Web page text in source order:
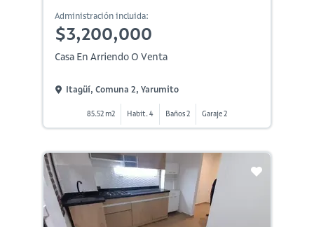
Administración incluida:
$3,200,000
Casa En Arriendo O Venta
Itagüí, Comuna 2, Yarumito
85.52 m2 Habit. 4 Baños 2 Garaje 2